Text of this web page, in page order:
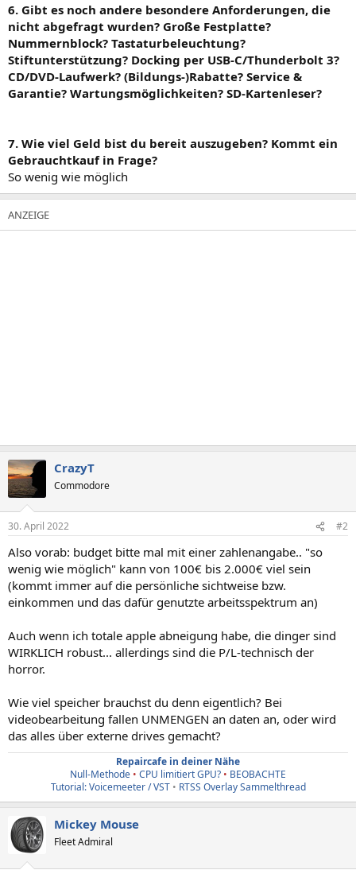
6. Gibt es noch andere besondere Anforderungen, die
nicht abgefragt wurden? Große Festplatte?
Nummernblock? Tastaturbeleuchtung?
Stiftunterstützung? Docking per USB-C/Thunderbolt 3?
CD/DVD-Laufwerk? (Bildungs-)Rabatte? Service &
Garantie? Wartungsmöglichkeiten? SD-Kartenleser?
7. Wie viel Geld bist du bereit auszugeben? Kommt ein
Gebrauchtkauf in Frage?
So wenig wie möglich
CrazyT
Commodore
30. April 2022 #2
Also vorab: budget bitte mal mit einer zahlenangabe.. "so
wenig wie möglich" kann von 100€ bis 2.000€ viel sein
(kommt immer auf die persönliche sichtweise bzw.
einkommen und das dafür genutzte arbeitsspektrum an)
Auch wenn ich totale apple abneigung habe, die dinger sind
WIRKLICH robust... allerdings sind die P/L-technisch der
horror.
Wie viel speicher brauchst du denn eigentlich? Bei
videobearbeitung fallen UNMENGEN an daten an, oder wird
das alles über externe drives gemacht?
Repaircafe in deiner Nähe
Null-Methode • CPU limitiert GPU? • BEOBACHTE
Tutorial: Voicemeeter / VST• RTSS Overlay Sammelthread
Mickey Mouse
Fleet Admiral